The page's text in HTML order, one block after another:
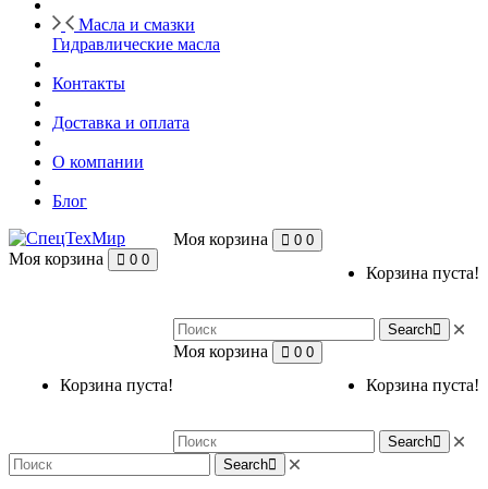
Масла и смазки
Гидравлические масла
Контакты
Доставка и оплата
О компании
Блог
Моя корзина 0 0
Корзина пуста!
Search
Моя корзина 0 0
Корзина пуста!
Search
Моя корзина 0 0
Корзина пуста!
Search